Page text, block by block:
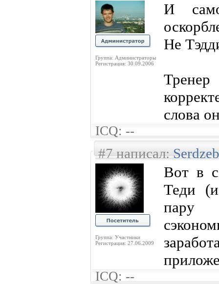
Группа: Администраторы
Регистрация: 30.09.2006
И
Не
слова
ICQ: --
#7 написал:
Группа: Участники
Регистрация: 27.06.2009
Вот в
Теди
пару
ICQ: --